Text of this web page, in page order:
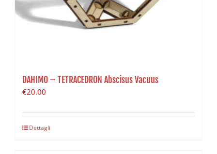
DAHIMO – TETRACEDRON Abscisus Vacuus
€20.00
Dettagli